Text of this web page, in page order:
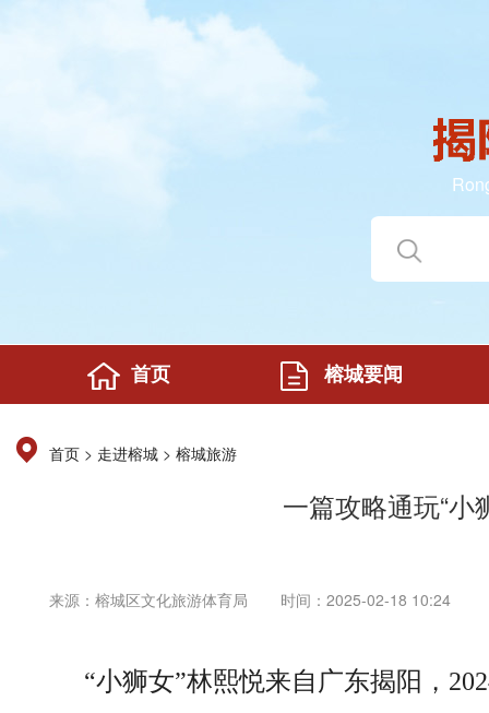
首页 榕城要闻
首页 > 走进榕城 > 榕城旅游
一篇攻略通玩“
来源：榕城区文化旅游体育局 时间：2025-02-18 10:24
“小狮女”林熙悦来自广东揭阳，